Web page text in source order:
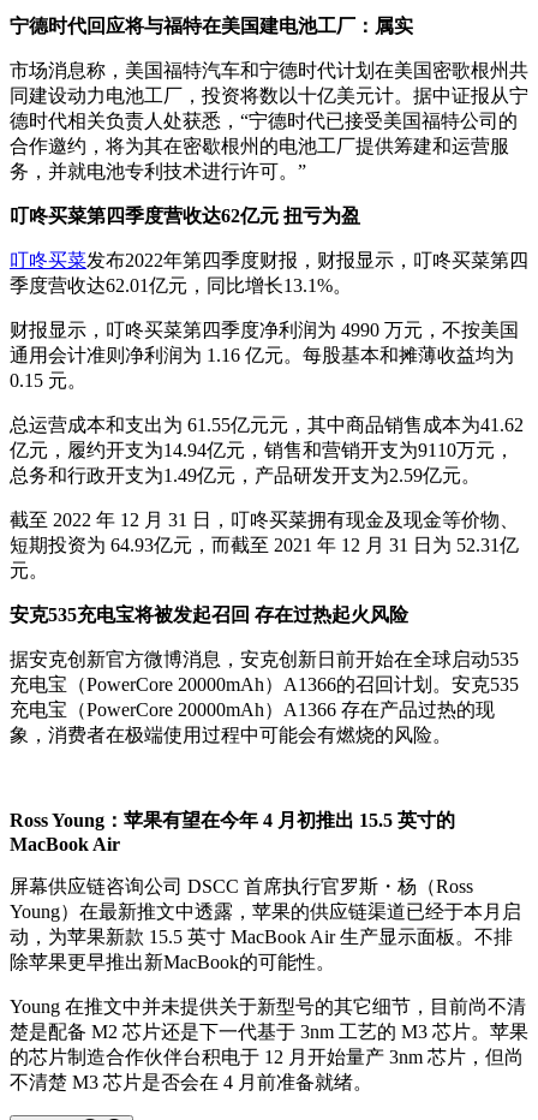
宁德时代回应将与福特在美国建电池工厂：属实
市场消息称，美国福特汽车和宁德时代计划在美国密歌根州共
同建设动力电池工厂，投资将数以十亿美元计。据中证报从宁
德时代相关负责人处获悉，“宁德时代已接受美国福特公司的
合作邀约，将为其在密歇根州的电池工厂提供筹建和运营服
务，并就电池专利技术进行许可。”
叮咚买菜第四季度营收达62亿元 扭亏为盈
叮咚买菜发布2022年第四季度财报，财报显示，叮咚买菜第四
季度营收达62.01亿元，同比增长13.1%。
财报显示，叮咚买菜第四季度净利润为 4990 万元，不按美国
通用会计准则净利润为 1.16 亿元。每股基本和摊薄收益均为
0.15 元。
总运营成本和支出为 61.55亿元元，其中商品销售成本为41.62
亿元，履约开支为14.94亿元，销售和营销开支为9110万元，
总务和行政开支为1.49亿元，产品研发开支为2.59亿元。
截至 2022 年 12 月 31 日，叮咚买菜拥有现金及现金等价物、
短期投资为 64.93亿元，而截至 2021 年 12 月 31 日为 52.31亿
元。
安克535充电宝将被发起召回 存在过热起火风险
据安克创新官方微博消息，安克创新日前开始在全球启动535
充电宝（PowerCore 20000mAh）A1366的召回计划。安克535
充电宝（PowerCore 20000mAh）A1366 存在产品过热的现
象，消费者在极端使用过程中可能会有燃烧的风险。
Ross Young：苹果有望在今年 4 月初推出 15.5 英寸的
MacBook Air
屏幕供应链咨询公司 DSCC 首席执行官罗斯・杨（Ross
Young）在最新推文中透露，苹果的供应链渠道已经于本月启
动，为苹果新款 15.5 英寸 MacBook Air 生产显示面板。不排
除苹果更早推出新MacBook的可能性。
Young 在推文中并未提供关于新型号的其它细节，目前尚不清
楚是配备 M2 芯片还是下一代基于 3nm 工艺的 M3 芯片。苹果
的芯片制造合作伙伴台积电于 12 月开始量产 3nm 芯片，但尚
不清楚 M3 芯片是否会在 4 月前准备就绪。